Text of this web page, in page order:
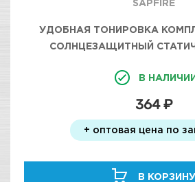
SAPFIRE
УДОБНАЯ ТОНИРОВКА
СОЛНЦЕЗАЩИТНЫЙ
В
364 ₽
+ оптовая цена по
В КОРЗИНУ